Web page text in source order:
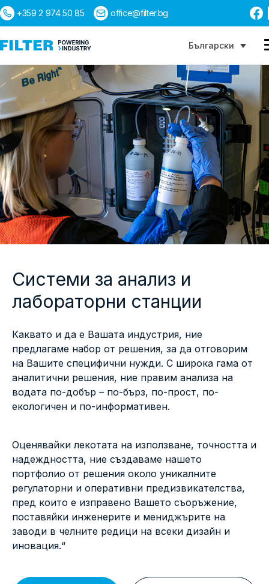
+359 2 974 50 85 office@filter.bg
Български
Търсене
Системи за анализ и
лабораторни станции
Каквато и да е Вашата индустрия, ние
предлагаме набор от решения, за да отговорим
на Вашите специфични нужди. С широка гама от
аналитични решения, ние правим анализа на
водата по-добър – по-бърз, по-прост, по-
екологичен и по-информативен.
Оценявайки лекотата на използване, точността и
надеждността, ние създаваме нашето
портфолио от решения около уникалните
регулаторни и оперативни предизвикателства,
пред които е изправено Вашето съоръжение,
поставяйки инженерите и мениджърите на
заводи в челните редици на всеки дизайн и
иновация.“